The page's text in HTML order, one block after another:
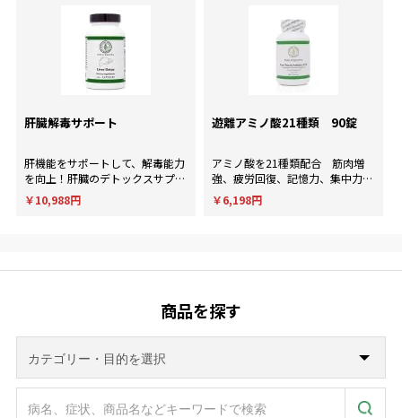
肝臓解毒サポート
肝機能をサポートして、解毒能力
を向上！肝臓のデトックスサプリ
メント。
￥10,988円
遊離アミノ酸21種類 90錠
アミノ酸を21種類配合 筋肉増
強、疲労回復、記憶力、集中力、
判断力など様々な用途に使用され
ます。
￥6,198円
商品を探す